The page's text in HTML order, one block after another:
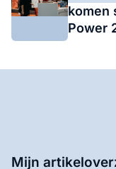
komen
Power
Mijn